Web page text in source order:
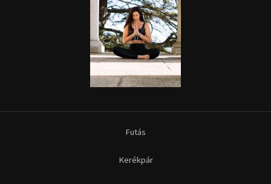
Futás
Kerékpár